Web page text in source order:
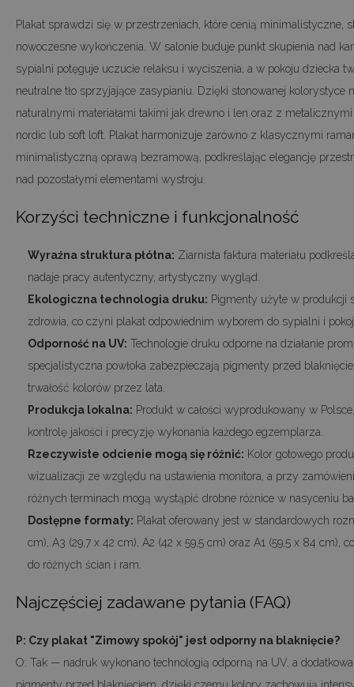
Plakat sprawdzi się w przestrzeniach, które cenią minimalistyczne,
nowoczesne wykończenia. W salonie buduje punkt skupienia nad
sypialni potęguje uczucie relaksu i wyciszenia, a w pokoju dziecka
neutralne tło sprzyjające zasypianiu. Dzięki stonowanej kolorystyce
naturalnymi materiałami takimi jak drewno i len oraz z
nordic lub soft loft. Plakat harmonizuje zarówno z klasycznymi
minimalistyczną oprawą bezramową, podkreślając elegancję
nad pozostałymi elementami wystroju.
Korzyści techniczne i funkcjonalność
Wyraźna struktura płótna: Ziarnista faktura materiału
nadaje pracy autentyczny, artystyczny wygląd.
Ekologiczna technologia druku: Pigmenty użyte w produkcji
zdrowia, co czyni plakat odpowiednim wyborem do sypialni i
Odporność na UV: Technologie druku odporne na działanie
specjalistyczna powłoka zabezpieczają pigmenty przed
trwałość kolorów przez lata.
Produkcja lokalna: Produkt w całości wyprodukowany w
kontrolę jakości i precyzję wykonania każdego egzemplarza.
Rzeczywiste odcienie mogą się różnić: Kolor gotowego
wizualizacji ze względu na ustawienia monitora, a przy
różnych terminach mogą wystąpić drobne różnice w nasyceniu
Dostępne formaty: Plakat oferowany jest w standardowych
cm), A3 (29,7 x 42 cm), A2 (42 x 59,5 cm) oraz A1 (59,5 x 84 cm),
do różnych ścian i ram.
Najczęściej zadawane pytania (FAQ)
P: Czy plakat "Zimowy spokój" jest odporny na blaknięcie?
O: Tak — nadruk wykonano technologią odporną na UV, a dodatkowa